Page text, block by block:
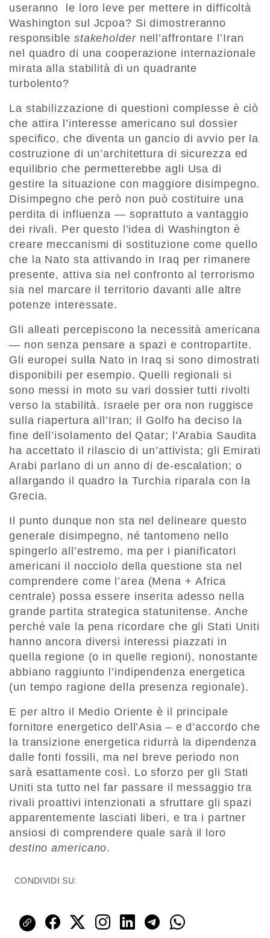
useranno le loro leve per mettere in difficoltà
Washington sul Jcpoa? Si dimostreranno
responsible stakeholdernell’affrontare l’Iran
nel quadro di una cooperazione internazionale
mirata alla stabilità di un quadrante
turbolento?
La stabilizzazione di questioni complesse è ciò
che attira l’interesse americano sul dossier
specifico, che diventa un gancio di avvio per la
costruzione di un’architettura di sicurezza ed
equilibrio che permetterebbe agli Usa di
gestire la situazione con maggiore disimpegno.
Disimpegno che però non può costituire una
perdita di influenza — soprattuto a vantaggio
dei rivali. Per questo l’idea di Washington è
creare meccanismi di sostituzione come quello
che la Nato sta attivando in Iraq per rimanere
presente, attiva sia nel confronto al terrorismo
sia nel marcare il territorio davanti alle altre
potenze interessate.
Gli alleati percepiscono la necessità americana
— non senza pensare a spazi e contropartite.
Gli europei sulla Nato in Iraq si sono dimostrati
disponibili per esempio. Quelli regionali si
sono messi in moto su vari dossier tutti rivolti
verso la stabilità. Israele per ora non ruggisce
sulla riapertura all’Iran; il Golfo ha deciso la
fine dell’isolamento del Qatar; l’Arabia Saudita
ha accettato il rilascio di un’attivista; gli Emirati
Arabi parlano di un anno di de-escalation; o
allargando il quadro la Turchia riparala con la
Grecia.
Il punto dunque non sta nel delineare questo
generale disimpegno, né tantomeno nello
spingerlo all’estremo, ma per i pianificatori
americani il nocciolo della questione sta nel
comprendere come l’area (Mena + Africa
centrale) possa essere inserita adesso nella
grande partita strategica statunitense. Anche
perché vale la pena ricordare che gli Stati Uniti
hanno ancora diversi interessi piazzati in
quella regione (o in quelle regioni), nonostante
abbiano raggiunto l’indipendenza energetica
(un tempo ragione della presenza regionale).
E per altro il Medio Oriente è il principale
fornitore energetico dell’Asia – e d’accordo che
la transizione energetica ridurrà la dipendenza
dalle fonti fossili, ma nel breve periodo non
sarà esattamente così. Lo sforzo per gli Stati
Uniti sta tutto nel far passare il messaggio tra
rivali proattivi intenzionati a sfruttare gli spazi
apparentemente lasciati liberi, e tra i partner
ansiosi di comprendere quale sarà il loro
destino americano.
CONDIVIDI SU: